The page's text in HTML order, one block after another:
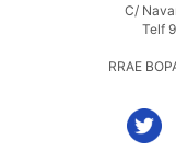
C/
Telf
RRAE